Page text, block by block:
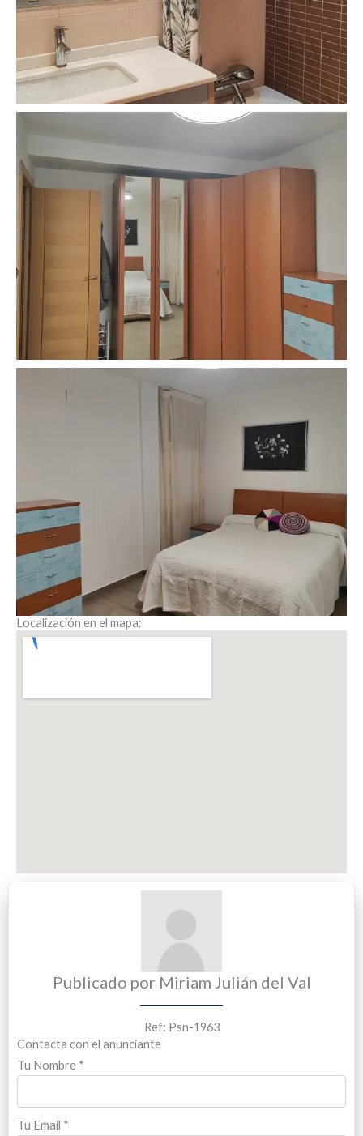
Localización en el mapa:
Publicado por Miriam Julián del Val
Ref: Psn-1963
Contacta con el anunciante
Tu Nombre *
Tu Email *